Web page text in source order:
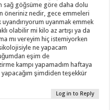
sağ göğsüme göre daha dolu
öneriniz nedir, gece emmeleri
uyandırıyorum uyanmak emmek
olabilir mi kilo az artışı ya da
mı vereyim hiç istemiyorken
ne yapacam
eşim de
kampı yapamadım haftaya
yapacağım şimdiden teşekkür
Log in to Reply